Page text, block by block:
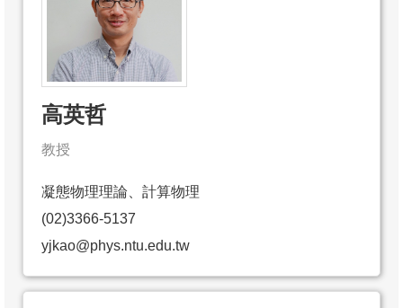
高英哲
教授
凝態物理理論、計算物理
(02)3366-5137
yjkao@phys.ntu.edu.tw